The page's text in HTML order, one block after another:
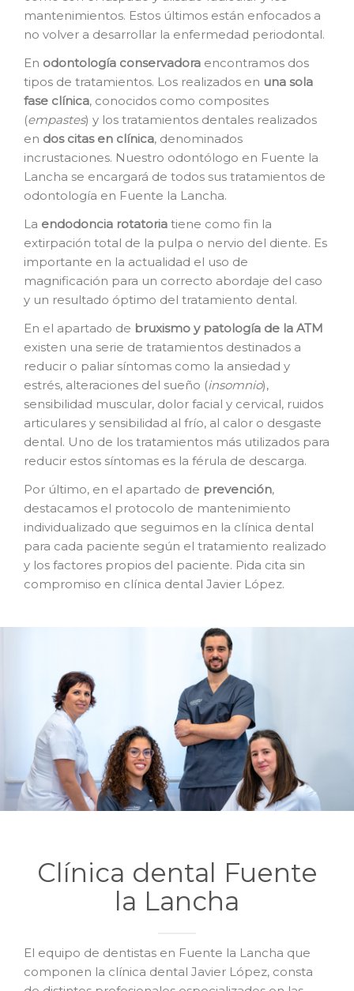
mantenimientos. Estos últimos están enfocados a
no volver a desarrollar la enfermedad periodontal.
En odontología conservadora encontramos dos
tipos de tratamientos. Los realizados en una sola
fase clínica, conocidos como composites
(empastes) y los tratamientos dentales realizados
en dos citas en clínica, denominados
incrustaciones. Nuestro odontólogo en Fuente la
Lancha se encargará de todos sus tratamientos de
odontología en Fuente la Lancha.
La endodoncia rotatoria tiene como fin la
extirpación total de la pulpa o nervio del diente. Es
importante en la actualidad el uso de
magnificación para un correcto abordaje del caso
y un resultado óptimo del tratamiento dental.
En el apartado de bruxismo y patología de la ATM
existen una serie de tratamientos destinados a
reducir o paliar síntomas como la ansiedad y
estrés, alteraciones del sueño (insomnio),
sensibilidad muscular, dolor facial y cervical, ruidos
articulares y sensibilidad al frío, al calor o desgaste
dental. Uno de los tratamientos más utilizados para
reducir estos síntomas es la férula de descarga.
Por último, en el apartado de prevención,
destacamos el protocolo de mantenimiento
individualizado que seguimos en la clínica dental
para cada paciente según el tratamiento realizado
y los factores propios del paciente. Pida cita sin
compromiso en clínica dental Javier López.
Clínica dental Fuente
la Lancha
El equipo de dentistas en Fuente la Lancha que
componen la clínica dental Javier López, consta